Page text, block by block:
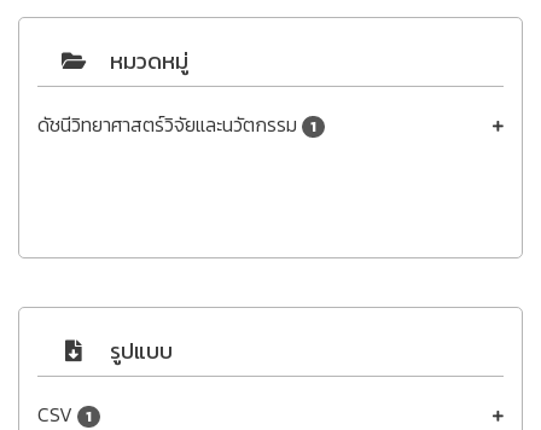
หมวดหมู่
ดัชนีวิทยาศาสตร์วิจัยและนวัตกรรม 1
รูปแบบ
CSV 1